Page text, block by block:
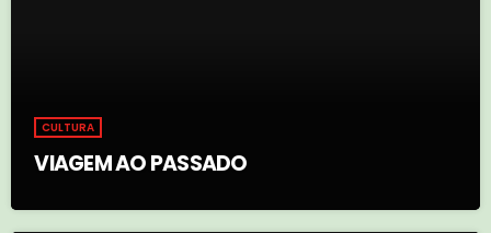
CULTURA
VIAGEM AO PASSADO